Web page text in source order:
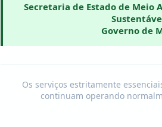
Secretaria de Estado de Meio
Governo de
Os serviços estritamente
continuam operando